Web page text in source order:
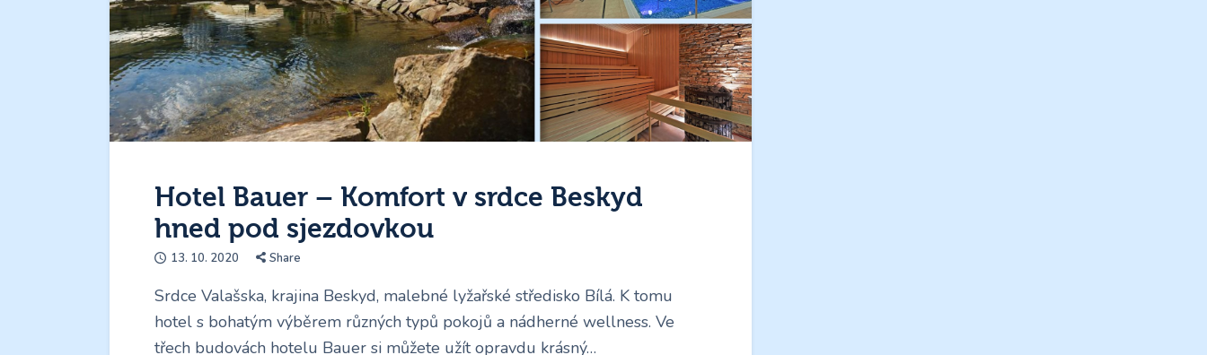
Hotel Bauer – Komfort v srdce Beskyd
hned pod sjezdovkou
13. 10. 2020 Share
Srdce Valašska, krajina Beskyd, malebné lyžařské středisko Bílá. K tomu
hotel s bohatým výběrem různých typů pokojů a nádherné wellness. Ve
třech budovách hotelu Bauer si můžete užít opravdu krásný…